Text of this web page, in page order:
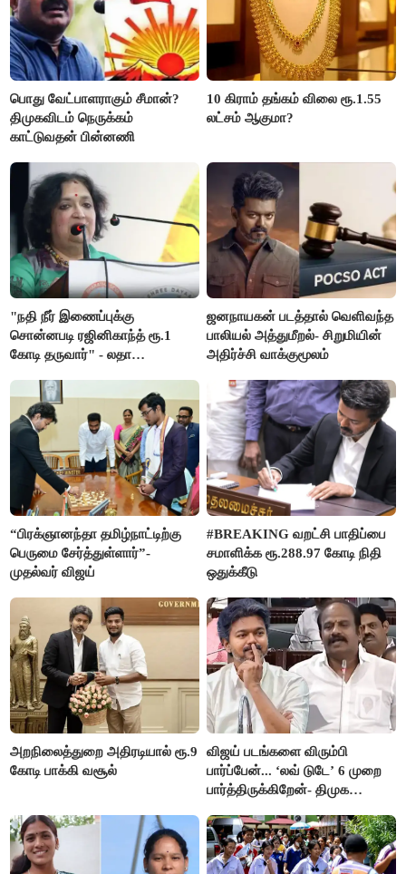
பொது வேட்பாளராகும் சீமான்?
திமுகவிடம் நெருக்கம்
காட்டுவதன் பின்னணி
10 கிராம் தங்கம் விலை ரூ.1.55
லட்சம் ஆகுமா?
"நதி நீர் இணைப்புக்கு
சொன்னபடி ரஜினிகாந்த் ரூ.1
கோடி தருவார்" - லதா
ஜனநாயகன் படத்தால் வெளிவந்த
பாலியல் அத்துமீறல்- சிறுமியின்
அதிர்ச்சி வாக்குமூலம்
“பிரக்ஞானந்தா தமிழ்நாட்டிற்கு
பெருமை சேர்த்துள்ளார்”-
முதல்வர் விஜய்
#BREAKING வறட்சி பாதிப்பை
சமாளிக்க ரூ.288.97 கோடி நிதி
ஒதுக்கீடு
அறநிலைத்துறை அதிரடியால் ரூ.9
கோடி பாக்கி வசூல்
விஜய் படங்களை விரும்பி
பார்ப்பேன்... ‘லவ் டுடே’ 6 முறை
பார்த்திருக்கிறேன்- திமுக